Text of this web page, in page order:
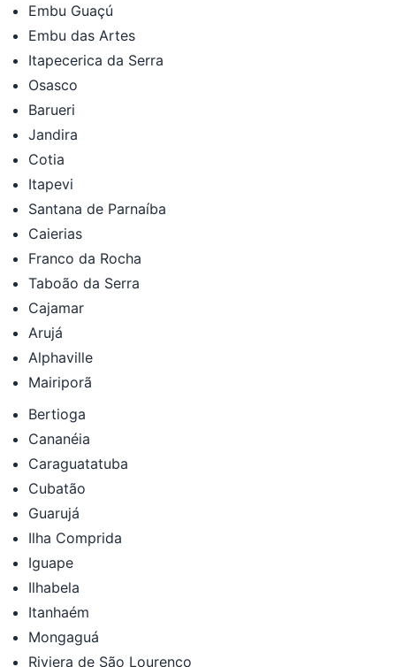
Embu Guaçú
Embu das Artes
Itapecerica da Serra
Osasco
Barueri
Jandira
Cotia
Itapevi
Santana de Parnaíba
Caierias
Franco da Rocha
Taboão da Serra
Cajamar
Arujá
Alphaville
Mairiporã
Bertioga
Cananéia
Caraguatatuba
Cubatão
Guarujá
Ilha Comprida
Iguape
Ilhabela
Itanhaém
Mongaguá
Riviera de São Lourenço